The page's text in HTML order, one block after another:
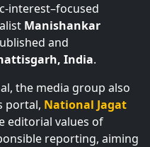
interest–focused
Manishankar
and
India.
the media group also
portal, National Jagat
editorial values of
reporting, aiming